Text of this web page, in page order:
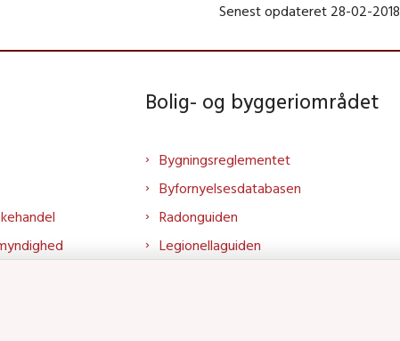
Senest opdateret 28-02-2018
Bolig- og byggeriområdet
Bygningsreglementet
Byfornyelsesdatabasen
Radonguiden
Legionellaguiden